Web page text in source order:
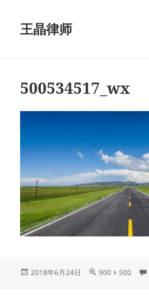
王晶律师
500534517_wx
发
2018年6月24日
原
900 × 500